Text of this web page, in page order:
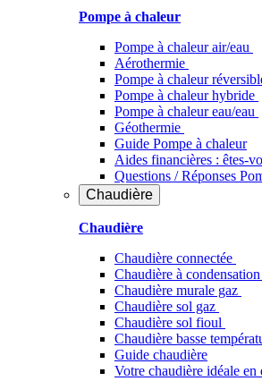
Pompe à chaleur
Pompe à chaleur air/eau
Aérothermie
Pompe à chaleur
Pompe à chaleur hybride
Pompe à chaleur​ eau/eau
Géothermie
Guide Pompe à chaleur
Aides financières : êtes-
Questions / Réponses
Chaudière
Chaudière
Chaudière connectée
Chaudière à condensation
Chaudière murale gaz
Chaudière sol gaz
Chaudière sol fioul
Chaudière basse
Guide chaudière
Votre chaudière idéale en